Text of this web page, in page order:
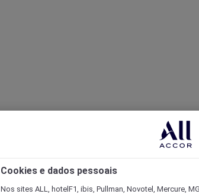
Cookies e dados pessoais
Nos sites ALL, hotelF1, ibis, Pullman, Novotel, Mercure,